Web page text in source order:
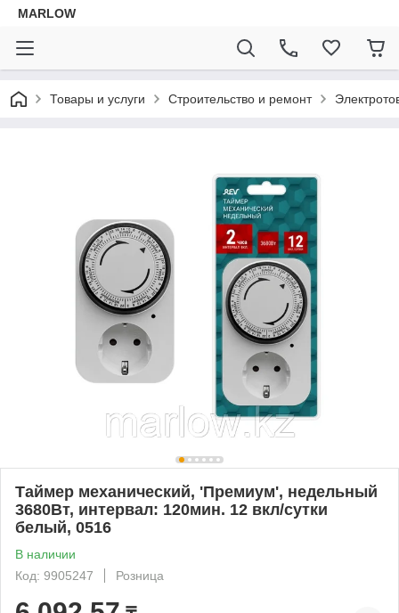
MARLOW
Товары и услуги Строительство и ремонт
Таймер механический, 'Премиум', недельный
3680Вт, интервал: 120мин. 12 вкл/сутки
белый, 0516
В наличии
Код: 9905247
Розница